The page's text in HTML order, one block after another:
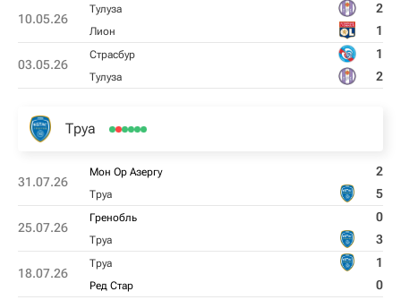
10.05.26
Тулуза 2
Лион 1
03.05.26
Страсбур 1
Тулуза 2
Труа
31.07.26
Мон Ор Азергу 2
Труа 5
25.07.26
Гренобль 0
Труа 3
18.07.26
Труа 1
Ред Стар 0